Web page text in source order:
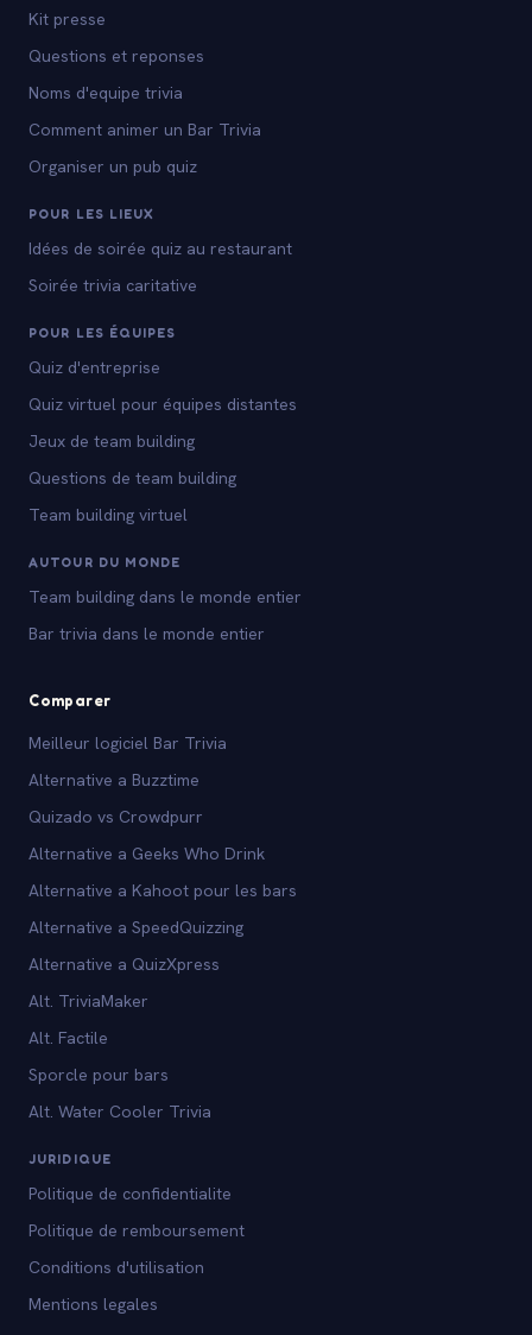
Kit presse
Questions et reponses
Noms d'equipe trivia
Comment animer un Bar Trivia
Organiser un pub quiz
POUR LES LIEUX
Idées de soirée quiz au restaurant
Soirée trivia caritative
POUR LES ÉQUIPES
Quiz d'entreprise
Quiz virtuel pour équipes distantes
Jeux de team building
Questions de team building
Team building virtuel
AUTOUR DU MONDE
Team building dans le monde entier
Bar trivia dans le monde entier
Comparer
Meilleur logiciel Bar Trivia
Alternative a Buzztime
Quizado vs Crowdpurr
Alternative a Geeks Who Drink
Alternative a Kahoot pour les bars
Alternative a SpeedQuizzing
Alternative a QuizXpress
Alt. TriviaMaker
Alt. Factile
Sporcle pour bars
Alt. Water Cooler Trivia
JURIDIQUE
Politique de confidentialite
Politique de remboursement
Conditions d'utilisation
Mentions legales